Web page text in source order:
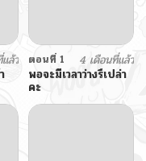
ล้ว
ตอนที่ 1
4 เดือนที่แล้ว
พอจะมีเวลาว่างรึเปล่า
คะ